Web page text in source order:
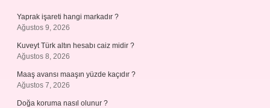
Yaprak işareti hangi markadır ?
Ağustos 9, 2026
Kuveyt Türk altın hesabı caiz midir ?
Ağustos 8, 2026
Maaş avansı maaşın yüzde kaçıdır ?
Ağustos 7, 2026
Doğa koruma nasıl olunur ?